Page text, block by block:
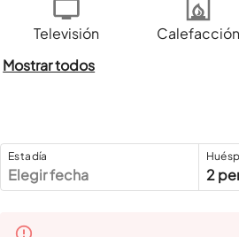
Televisión Calefacción
Mostrar todos
Estadía
Elegir fecha 2